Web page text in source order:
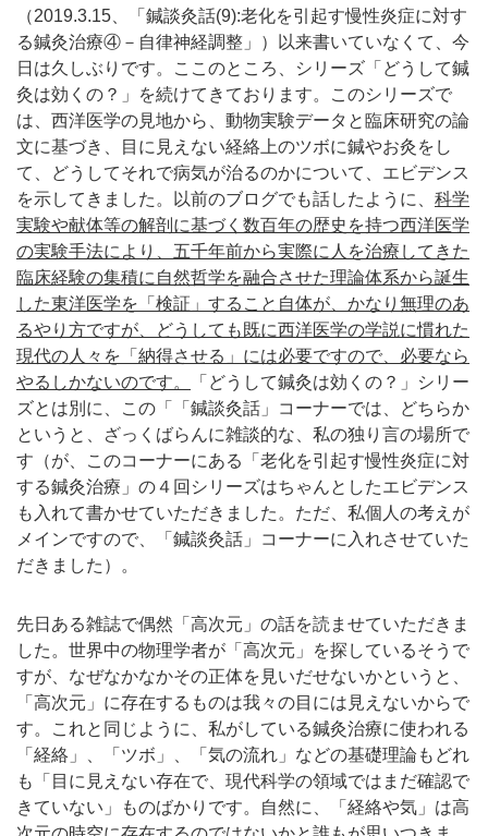
（2019.3.15、「鍼談灸話(9):老化を引起す慢性炎症に対す
る鍼灸治療④－自律神経調整」）以来書いていなくて、今
日は久しぶりです。ここのところ、シリーズ「どうして鍼
灸は効くの？」を続けてきております。このシリーズで
は、西洋医学の見地から、動物実験データと臨床研究の論
文に基づき、目に見えない経絡上のツボに鍼やお灸をし
て、どうしてそれで病気が治るのかについて、エビデンス
を示してきました。以前のブログでも話したように、 科学
実験や献体等の解剖に基づく数百年の歴史を持つ西洋医学
の実験手法により、五千年前から実際に人を治療してきた
臨床経験の集積に自然哲学を融合させた理論体系から誕生
した東洋医学を「検証」すること自体が、かなり無理のあ
るやり方ですが、どうしても既に西洋医学の学説に慣れた
現代の人々を「納得させる」には必要ですので、必要なら
やるしかないのです。
「どうして鍼灸は効くの？」シリー
ズとは別に、この「「鍼談灸話」コーナーでは、どちらか
というと、ざっくばらんに雑談的な、私の独り言の場所で
す（が、このコーナーにある「老化を引起す慢性炎症に対
する鍼灸治療」の４回シリーズはちゃんとしたエビデンス
も入れて書かせていただきました。ただ、私個人の考えが
メインですので、「鍼談灸話」コーナーに入れさせていた
だきました）。
先日ある雑誌で偶然「高次元」の話を読ませていただきま
した。世界中の物理学者が「高次元」を探しているそうで
すが、なぜなかなかその正体を見いだせないかというと、
「高次元」に存在するものは我々の目には見えないからで
す。これと同じように、私がしている鍼灸治療に使われる
「経絡」、「ツボ」、「気の流れ」などの基礎理論もどれ
も「目に見えない存在で、現代科学の領域ではまだ確認で
きていない」ものばかりです。自然に、「経絡や気」は高